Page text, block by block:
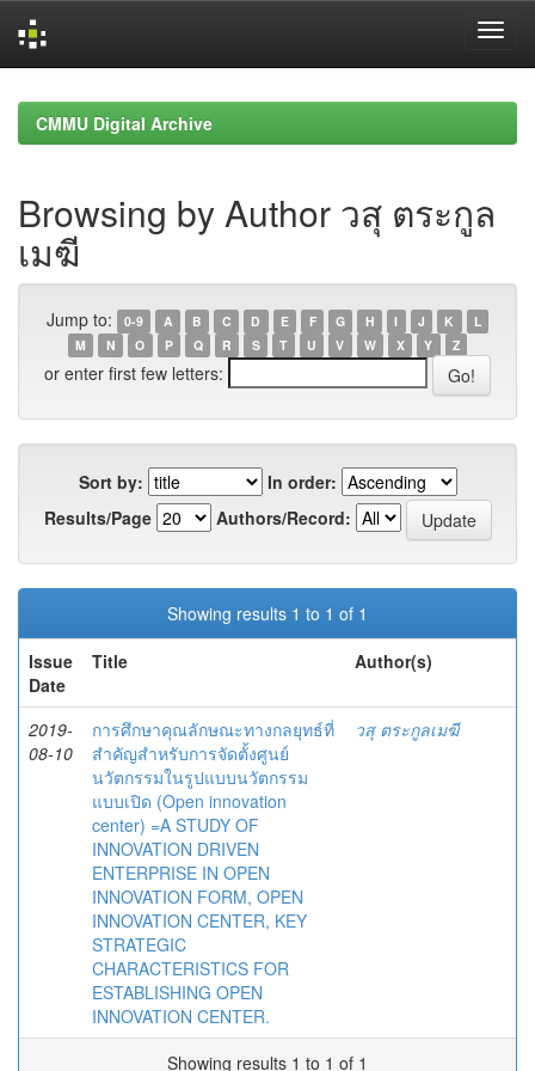
navigationCMMU Digital Archive
Browsing by Author วสุ ตระกูล
เมฆี
Jump to: 0-9 A B C D E F G H I J K
L
M
N O P Q R S T U V W X Y Z
or enter first few letters:
Sort by:
In order:
Results/Page
Authors/Record:
Showing results 1 to 1 of 1
Issue
Date
Title Author(s)
2019-
08-10
การศึกษาคุณลักษณะทางกลยุทธ์ที่
สำคัญสำหรับการจัดตั้งศูนย์
นวัตกรรมในรูปแบบนวัตกรรม
แบบเปิด (Open innovation
center) =A STUDY OF
INNOVATION DRIVEN
ENTERPRISE IN OPEN
INNOVATION FORM, OPEN
INNOVATION CENTER, KEY
STRATEGIC
CHARACTERISTICS FOR
ESTABLISHING OPEN
INNOVATION CENTER.
วสุ ตระกูลเมฆี
Showing results 1 to 1 of 1